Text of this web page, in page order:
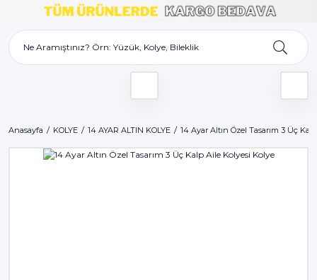
Anasayfa KOLYE 14 AYAR ALTIN KOLYE 14 Ayar Altın Özel Tasarım 3 Üç